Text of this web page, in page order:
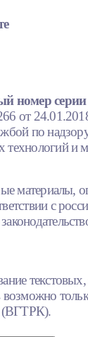
номер серии
от
по
и
материалы,
с
(ВГТРК).